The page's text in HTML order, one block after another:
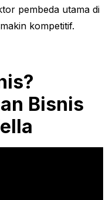
pembeda utama di
kompetitif.
Bisnis